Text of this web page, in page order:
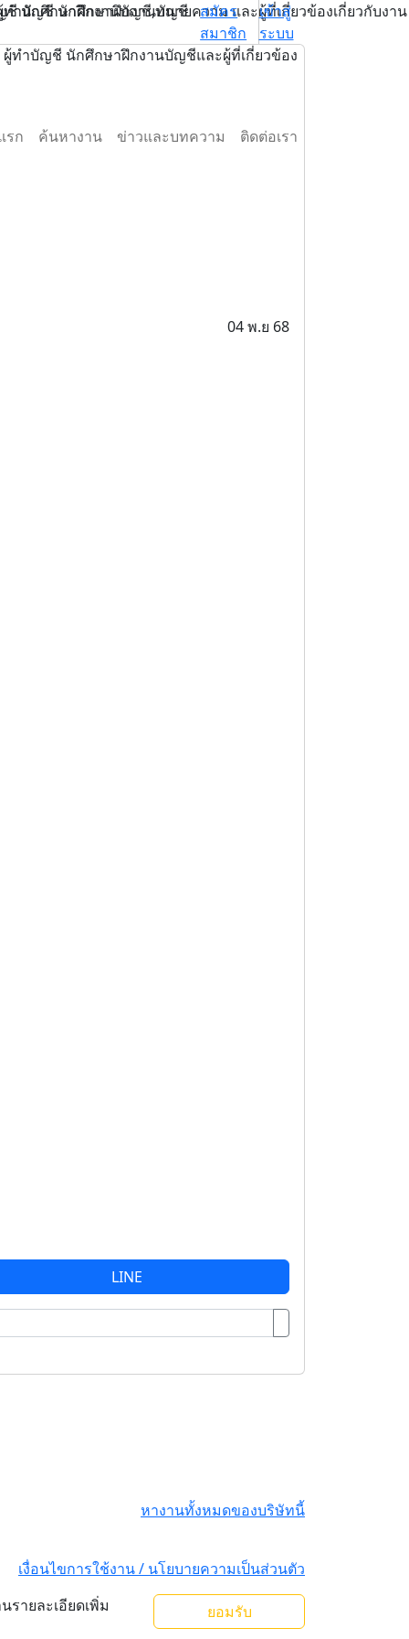
กศึกษาฝึกงานบัญชี,ทนายความ และผู้ที่เกี่ยวข้องเกี่ยวกับงาน
ทำบัญชี นักศึกษาฝึกงานบัญชี สมัคร
สมาชิก
เข้าสู่
ระบบ
ำบัญชี นักศึกษาฝึกงานบัญชีและผู้ที่เกี่ยวข้อง
รก
ค้นหางาน ข่าวและบทความ ติดต่อเรา
04 พ.ย 68
LINE
หางานทั้งหมดของบริษัทนี้
เงื่อนไขการใช้งาน / นโยบายความเป็นส่วนตัว
ายละเอียดเพิ่ม
ยอมรับ